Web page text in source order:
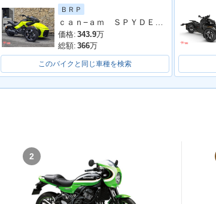
ＢＲＰ
価格: 343.9万
総額: 366万
このバイクと同じ車種を検索
2